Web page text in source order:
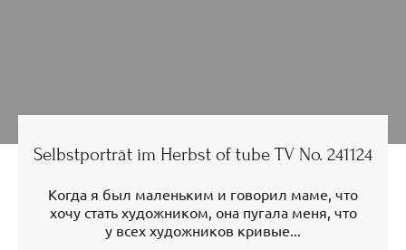
Selbstporträt im Herbst of tube TV No. 241124
Когда я был маленьким и говорил маме, что
хочу стать художником, она пугала меня, что
у всех художников кривые...